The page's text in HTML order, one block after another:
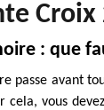
Croix
: que
passe avant
cela, vous